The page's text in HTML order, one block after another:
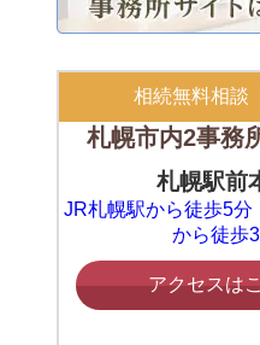
相続無料相談
札幌市内2事務
札幌駅前
JR札幌駅から徒歩5分
から徒歩
アクセスは